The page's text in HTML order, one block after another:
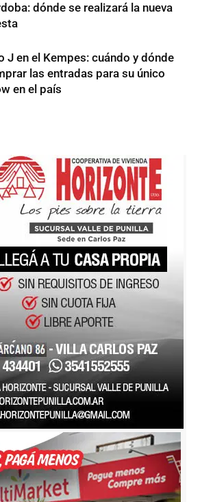
dónde se realizará la nueva
J en el Kempes: cuándo y dónde
las entradas para su único
en el país